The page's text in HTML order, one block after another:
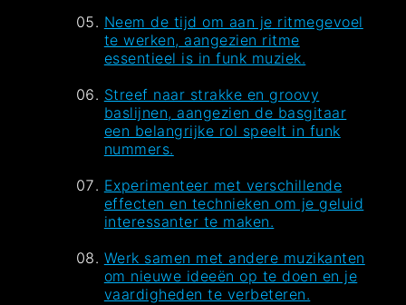
Neem de tijd om aan je ritmegevoel
te werken, aangezien ritme
essentieel is in funk muziek.
Streef naar strakke en groovy
baslijnen, aangezien de basgitaar
een belangrijke rol speelt in funk
nummers.
Experimenteer met verschillende
effecten en technieken om je geluid
interessanter te maken.
Werk samen met andere muzikanten
om nieuwe ideeën op te doen en je
vaardigheden te verbeteren.